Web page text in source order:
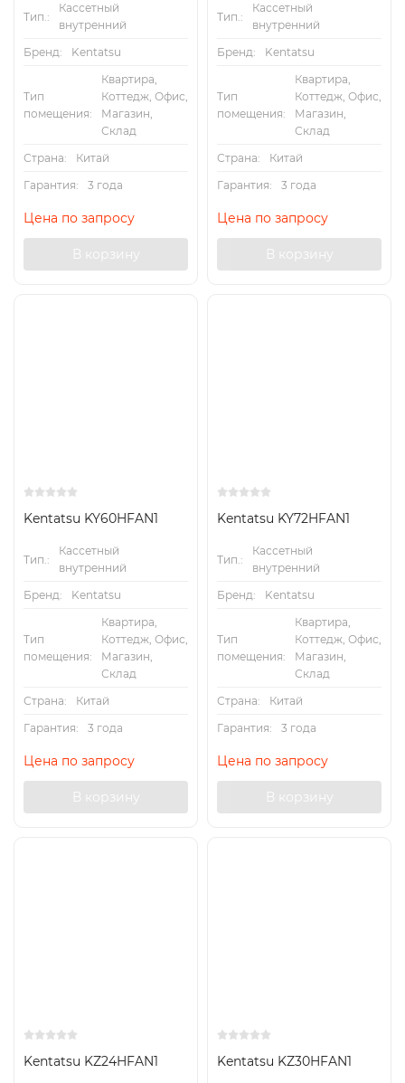
Тип.:
Кассетный
внутренний
Бренд:
Kentatsu
Тип
помещения:
Квартира,
Коттедж, Офис,
Магазин,
Склад
Страна:
Китай
Гарантия:
3 года
Цена по запросу
В корзину
Тип.:
Кассетный
внутренний
Бренд:
Kentatsu
Тип
помещения:
Квартира,
Коттедж, Офис,
Магазин,
Склад
Страна:
Китай
Гарантия:
3 года
Цена по запросу
В корзину
Kentatsu KY60HFAN1
Тип.:
Кассетный
внутренний
Бренд:
Kentatsu
Тип
помещения:
Квартира,
Коттедж, Офис,
Магазин,
Склад
Страна:
Китай
Гарантия:
3 года
Цена по запросу
В корзину
Kentatsu KY72HFAN1
Тип.:
Кассетный
внутренний
Бренд:
Kentatsu
Тип
помещения:
Квартира,
Коттедж, Офис,
Магазин,
Склад
Страна:
Китай
Гарантия:
3 года
Цена по запросу
В корзину
Kentatsu KZ24HFAN1 Kentatsu KZ30HFAN1